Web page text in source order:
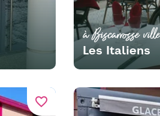
à Biscarrosse ville
Les Italiens
favorite_border